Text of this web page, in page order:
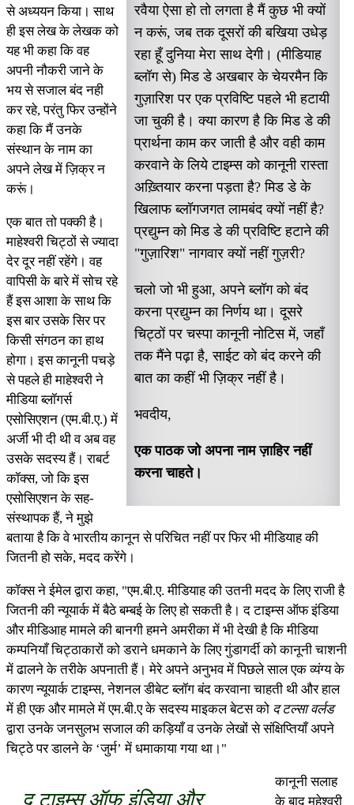
रवैया ऐसा हो तो लगता है मैं कुछ भी क्यों
न करूं, जब तक दूसरों की बखिया उधेड़
रहा हूँ दुनिया मेरा साथ देगी। (मीडियाह
ब्लॉग से) मिड डे अखबार के चेयरमैन कि
गुज़ारिश पर एक प्रविष्टि पहले भी हटायी
जा चुकी है। क्या कारण है कि मिड डे की
प्रार्थना काम कर जाती है और वही काम
करवाने के लिये टाइम्स को कानूनी रास्ता
अख़्तियार करना पड़ता है? मिड डे के
खिलाफ ब्लॉगजगत लामबंद क्यों नहीं है?
प्रद्युम्न को मिड डे की प्रविष्टि हटाने की
"गुज़ारिश" नागवार क्यों नहीं गुज़री?
चलो जो भी हुआ, अपने ब्लॉग को बंद
करना प्रद्युम्न का निर्णय था। दूसरे
चिट्ठों पर चस्पा कानूनी नोटिस में, जहाँ
तक मैंने पढ़ा है, साईट को बंद करने की
बात का कहीं भी ज़िक्र नहीं है।
भवदीय,
एक पाठक जो अपना नाम ज़ाहिर नहीं
करना चाहते।
से अध्ययन किया। साथ
ही इस लेख के लेखक को
यह भी कहा कि वह
अपनी नौकरी जाने के
भय से सजाल बंद नही
कर रहे, परंतु फिर उन्होंने
कहा कि मैं उनके
संस्थान के नाम का
अपने लेख में ज़िक्र न
करूं।
एक बात तो पक्की है।
माहेश्वरी चिट्ठों से ज्यादा
देर दूर नहीं रहेंगे। वह
वापिसी के बारे में सोच रहे
हैं इस आशा के साथ कि
इस बार उसके सिर पर
किसी संगठन का हाथ
होगा। इस कानूनी पचड़े
से पहले ही माहेश्वरी ने
मीडिया ब्लॉगर्स
एसोसिएशन (एम.बी.ए.) में
अर्जी भी दी थी व अब वह
उसके सदस्य हैं। राबर्ट
कॉक्स, जो कि इस
एसोसिएशन के सह-
संस्थापक हैं, ने मुझे
बताया है कि वे भारतीय कानून से परिचित नहीं पर फिर भी मीडियाह की
जितनी हो सके, मदद करेंगे।
कॉक्स ने ईमेल द्वारा कहा, "एम.बी.ए. मीडियाह की उतनी मदद के लिए राजी है
जितनी की न्यूयार्क में बैठे बम्बई के लिए हो सकती है। द टाइम्स ऑफ इंडिया
और मीडिआह मामले की बानगी हमने अमरीका में भी देखी है कि मीडिया
कम्पनियाँ चिट्ठाकारों को डराने धमकाने के लिए गुंडागर्दी को कानूनी चाशनी
में ढालने के तरीके अपनाती हैं। मेरे अपने अनुभव में पिछले साल एक व्यंग्य के
कारण न्यूयार्क टाइम्स, नेशनल डीबेट ब्लॉग बंद करवाना चाहती थी और हाल
में ही एक और मामले में एम.बी.ए के सदस्य माइकल बेटस को द टल्सा वर्लड
द्वारा उनके जनसुलभ सजाल की कड़ियाँ व उनके लेखों से संक्षिप्तियाँ अपने
चिट्ठे पर डालने के ‘जुर्म’ में धमाकाया गया था।"
द टाइम्स ऑफ इंडिया और
कानूनी सलाह
के बाद महेश्वरी